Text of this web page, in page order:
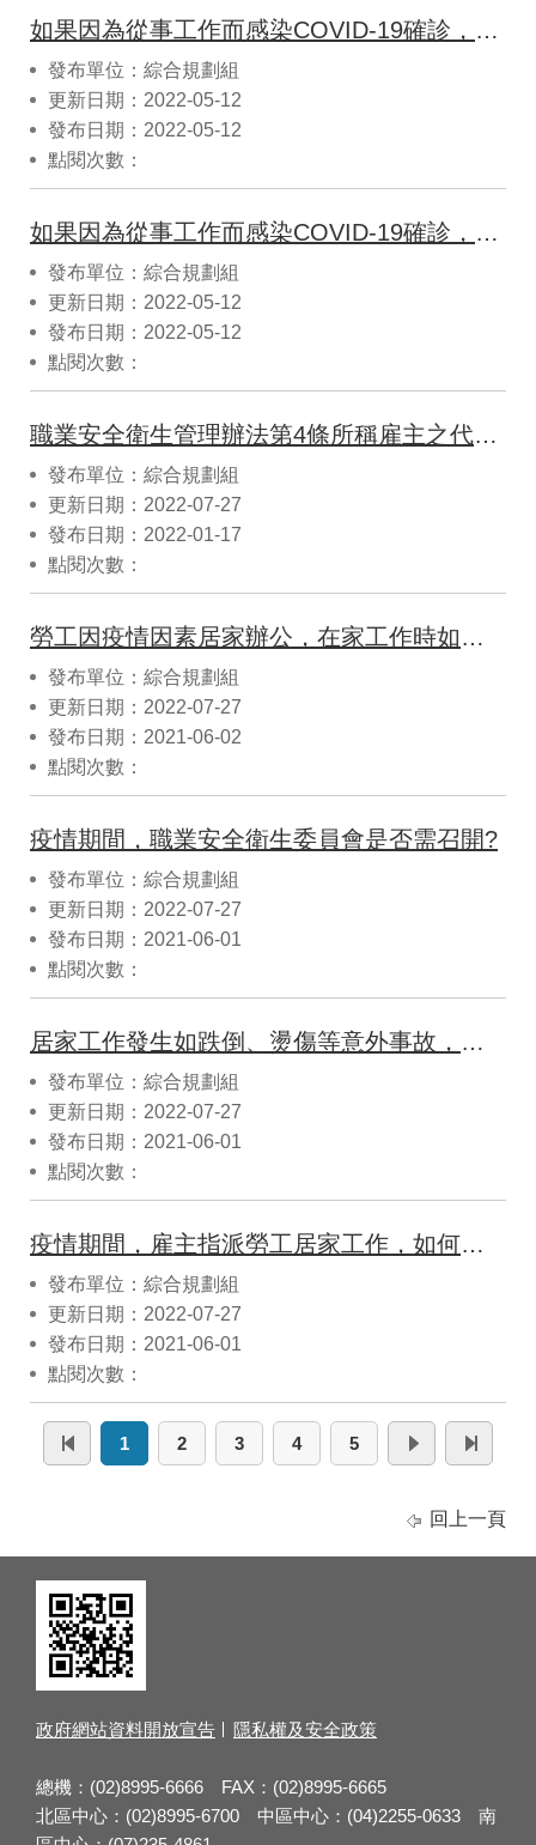
如果因為從事工作而感染COVID-19確診，是否須於8小時內通報勞檢機構?
發布單位：綜合規劃組
更新日期：2022-05-12
發布日期：2022-05-12
點閱次數：
如果因為從事工作而感染COVID-19確診，是否屬職業安全衛生法之職業災害?
發布單位：綜合規劃組
更新日期：2022-05-12
發布日期：2022-05-12
點閱次數：
職業安全衛生管理辦法第4條所稱雇主之代理人如何認定?
發布單位：綜合規劃組
更新日期：2022-07-27
發布日期：2022-01-17
點閱次數：
勞工因疫情因素居家辦公，在家工作時如發生職業災害並通報，或提出申訴時，勞動檢查機構要如何進行檢查？
發布單位：綜合規劃組
更新日期：2022-07-27
發布日期：2021-06-02
點閱次數：
疫情期間，職業安全衛生委員會是否需召開?
發布單位：綜合規劃組
更新日期：2022-07-27
發布日期：2021-06-01
點閱次數：
居家工作發生如跌倒、燙傷等意外事故，是否屬職業安全衛生法之職業災害? 是否需8小時內通報勞檢機構?
發布單位：綜合規劃組
更新日期：2022-07-27
發布日期：2021-06-01
點閱次數：
疫情期間，雇主指派勞工居家工作，如何保障勞工的職業安全衛生?
發布單位：綜合規劃組
更新日期：2022-07-27
發布日期：2021-06-01
點閱次數：
1 2 3 4 5
回上一頁
政府網站資料開放宣告 隱私權及安全政策
總機：(02)8995-6666 FAX：(02)8995-6665
北區中心：(02)8995-6700 中區中心：(04)2255-0633 南